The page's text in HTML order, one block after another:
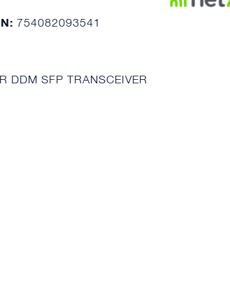
754082093541
DDM SFP TRANSCEIVER